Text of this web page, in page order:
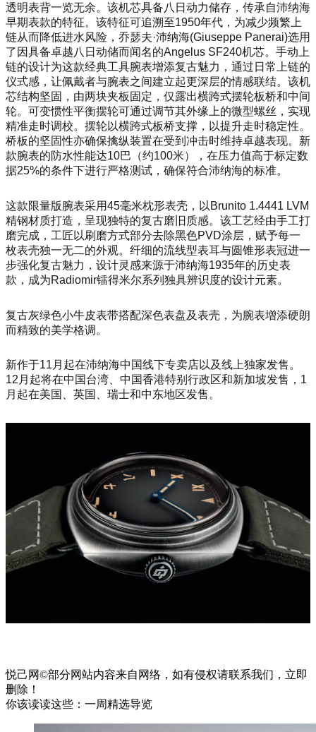
透明表背一览无余。该机芯具备八日动力储存，传承自沛纳海
早期表款的特征。该特征可追溯至1950年代，为减少频繁上
链从而降低进水风险，乔瑟夫·沛纳海(Giuseppe Panerai)选用
了因具备卓越八日动储而闻名的Angelus SF240机芯。手动上
链的设计为这款经典工具腕表增添复古魅力，通过日常上链的
仪式感，让佩戴者与腕表之间建立起更深层的情感联结。该机
芯结构坚固，由两块夹板固定，仅露出横跨式摆轮板桥和中间
轮。可变惯性平衡摆轮可通过调节其外缘上的微型螺丝，实现
精准走时调校。摆轮以横跨式板桥支撑，以提升走时稳定性。
桥板的坚固性亦确保擒纵装置在受到冲击时维持卓越表现。新
款腕表的防水性能达10巴（约100米），在压力值高于标定数
据25%的条件下进行严格测试，确保符合沛纳海的标准。
这款限量版腕表采用45毫米枕形表壳，以Brunito 1.4441 LVM
精钢材质打造，呈现独特的复古磨旧质感。该工艺经由手工打
磨完成，工匠以刷磨方式部分去除黑色PVD涂层，赋予每一
枚表壳独一无二的外观。纤细的流线型表耳与圆锥形表冠进一
步强化复古魅力，设计灵感来源于沛纳海1935年的历史表
款，成为Radiomir镭得米尔系列独具辨识度的设计元素。
复古灰绿色小牛皮表带搭配深色表盘及表壳，为腕表增添硬朗
而精致的美学格调。
新作于11月起在沛纳海中国线下专卖店以及线上独家发售。
12月起将在中国台湾、中国香港特别行政区和新加坡发售，1
月起在美国、英国、瑞士和中东地区发售。
悦己网©部分网站内容来自网络，如有侵权请联系我们，立即
删除！
你该读读这些：一周精选导览